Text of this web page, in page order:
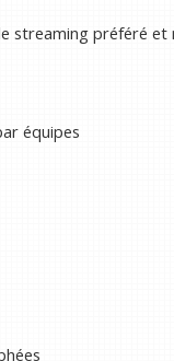
préféré et
équipes